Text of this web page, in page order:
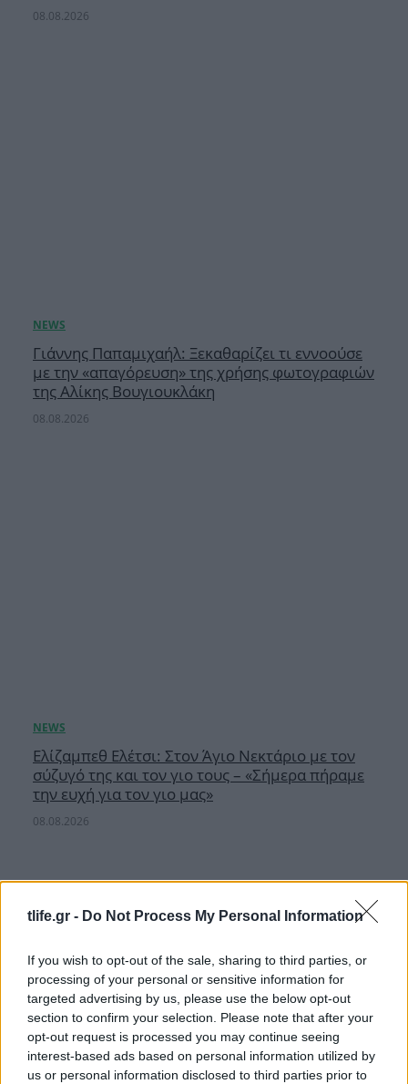
tlife.gr - Do Not Process My Personal Information
If you wish to opt-out of the sale, sharing to third parties, or
processing of your personal or sensitive information for
targeted advertising by us, please use the below opt-out
section to confirm your selection. Please note that after your
opt-out request is processed you may continue seeing
interest-based ads based on personal information utilized by
us or personal information disclosed to third parties prior to
08.08.2026
Γιάννης Παπαμιχαήλ: Ξεκαθαρίζει τι εννοούσε
με την «απαγόρευση» της χρήσης φωτογραφιών
της Αλίκης Βουγιουκλάκη
08.08.2026
Ελίζαμπεθ Ελέτσι: Στον Άγιο Νεκτάριο με τον
σύζυγό της και τον γιο τους – «Σήμερα πήραμε
την ευχή για τον γιο μας»
08.08.2026